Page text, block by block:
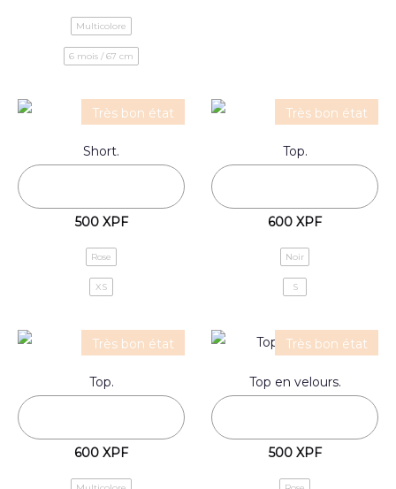
Multicolore
6 mois / 67 cm
Très bon état
Short.
500 XPF
Rose
XS
Très bon état
Top.
600 XPF
Noir
S
Très bon état
Top.
600 XPF
Très bon état
Top en velours.
500 XPF